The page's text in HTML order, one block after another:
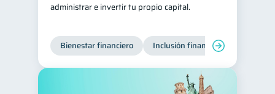
administrar e invertir tu propio capital.
Bienestar financiero Inclusión financiera